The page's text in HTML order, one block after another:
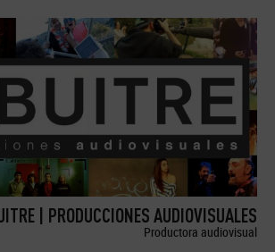
| PRODUCCIONES AUDIOVISUALES
Productora audiovisual